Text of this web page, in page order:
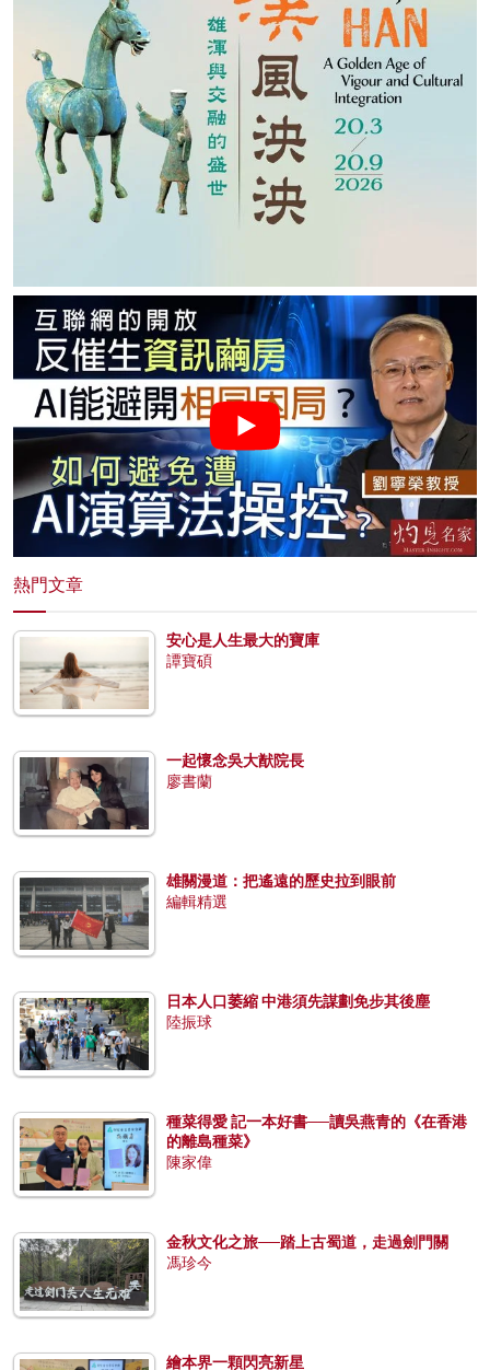
熱門文章
安心是人生最大的寶庫
譚寶碩
一起懷念吳大猷院長
廖書蘭
雄關漫道：把遙遠的歷史拉到眼前
編輯精選
日本人口萎縮 中港須先謀劃免步其後塵
陸振球
種菜得愛 記一本好書──讀吳燕青的《在香港
的離島種菜》
陳家偉
金秋文化之旅──踏上古蜀道，走過劍門關
馮珍今
繪本界一顆閃亮新星